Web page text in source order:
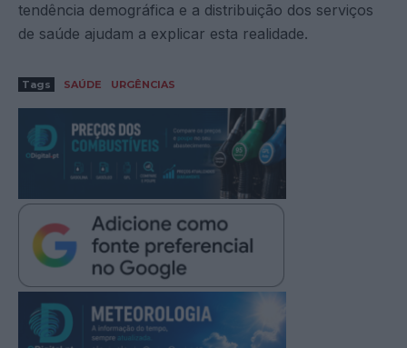
tendência demográfica e a distribuição dos serviços
de saúde ajudam a explicar esta realidade.
Tags SAÚDE URGÊNCIAS